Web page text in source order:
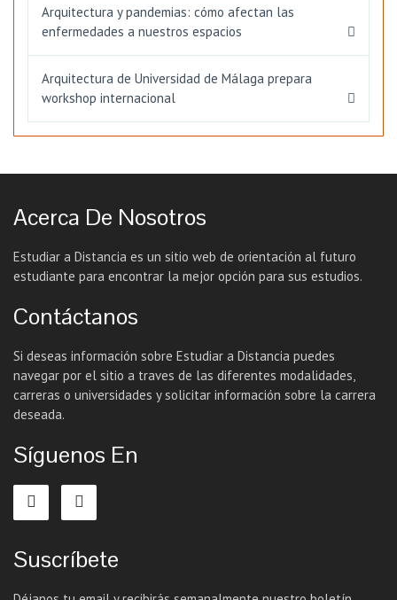
Arquitectura y pandemias: cómo afectan las
enfermedades a nuestros espacios
Arquitectura de Universidad de Málaga prepara
workshop internacional
Acerca De Nosotros
Estudiar a Distancia es un sitio web de orientación al futuro
estudiante para encontrar la mejor opción para sus estudios.
Contáctanos
Si deseas información sobre Estudiar a Distancia puedes
navegar por el sitio a traves de las diferentes modalidades,
carreras o universidades y solicitar información sobre la carrera
deseada.
Síguenos En
Suscríbete